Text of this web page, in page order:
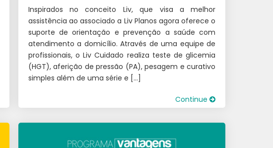
Inspirados no conceito Liv, que visa a melhor
assistência ao associado a Liv Planos agora oferece o
suporte de orientação e prevenção a saúde com
atendimento a domicílio. Através de uma equipe de
profissionais, o Liv Cuidado realiza teste de glicemia
(HGT), aferição de pressão (PA), pesagem e curativo
simples além de uma série e […]
Continue